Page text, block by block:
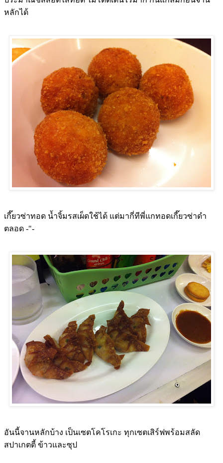
หลักได้
เกี๊ยวซ่าทอด น้ำจิ้มรสเผ็ดใช้ได้ แต่มากี่ทีพี่แกทอดเกี๊ยวซ่าดำ
ตลอด -"-
อันนี้จานหลักบ้าง เป็นเซตโคโรเกะ ทุกเซตเสิร์ฟพร้อมสลัด
สปาเกตตี้ ข้าวและซุป